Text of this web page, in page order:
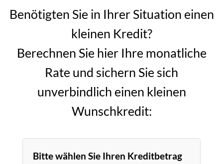
Benötigten Sie in Ihrer Situation einen
kleinen Kredit?
Berechnen Sie hier Ihre monatliche
Rate und sichern Sie sich
unverbindlich einen kleinen
Wunschkredit:
Bitte wählen Sie Ihren Kreditbetrag